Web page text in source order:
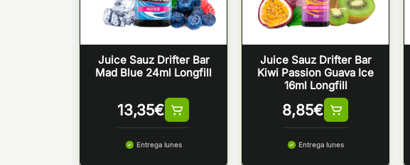
Juice Sauz Drifter Bar
Mad Blue 24ml Longfill
13,35€
Entrega lunes
Juice Sauz Drifter Bar
Kiwi Passion Guava Ice
16ml Longfill
8,85€
Entrega lunes